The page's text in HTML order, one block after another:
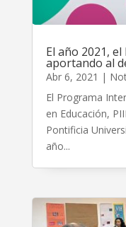
El año 2021,
aportando al
Abr 6, 2021 |
El Programa
en Educación,
Pontificia
año...